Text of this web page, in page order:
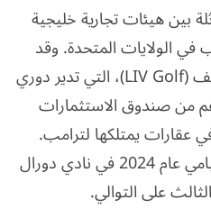
بين هيئات تجارية خليجية
الولايات المتحدة. وقد
استضافت مؤسسة ليف جولف (LIV Golf)، التي تدير دوري
من صندوق الاستثمارات
عقارات يمتلكها لترامب.
ليف جولف ميامي عام 2024 في نادي دورال
على التوالي.